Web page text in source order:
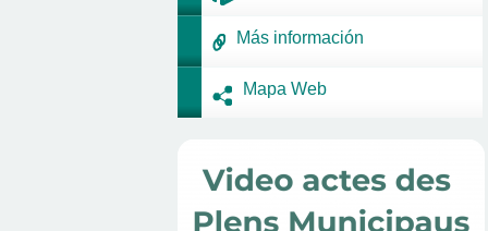
Más información
Mapa Web